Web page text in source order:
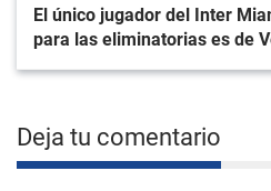
El único jugador del Inter
para las eliminatorias es de
Deja tu comentario